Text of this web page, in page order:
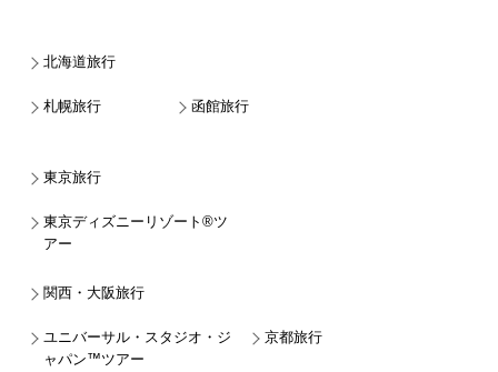
北海道旅行
札幌旅行 函館旅行
東京旅行
東京ディズニーリゾート®ツ
アー
関西・大阪旅行
ユニバーサル・スタジオ・ジ
ャパン™ツアー
京都旅行